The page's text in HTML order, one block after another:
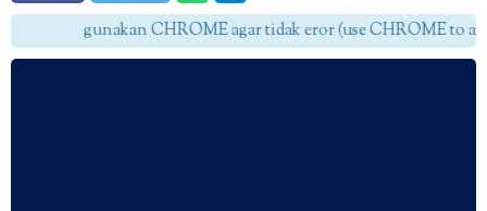
gunakan CHROME agar tidak eror (use CHROME to